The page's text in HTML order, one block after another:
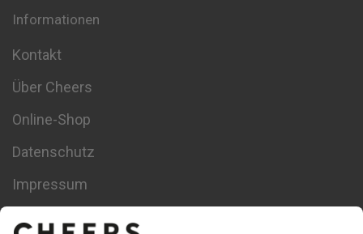
Informationen
Kontakt
Über Cheers
Online-Shop
Datenschutz
Impressum